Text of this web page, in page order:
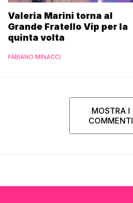
Valeria Marini torna al
Grande Fratello Vip per la
quinta volta
FABIANO MINACCI
MOSTRA I
COMMENTI